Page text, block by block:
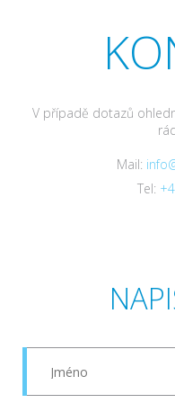
V případě dotazů
Mail:
Tel: